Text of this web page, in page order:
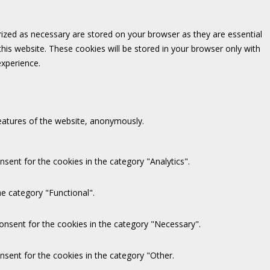
as necessary are stored on your browser as they are essential
website. These cookies will be stored in your browser only with
of the website, anonymously.
for the cookies in the category "Analytics".
category "Functional".
for the cookies in the category "Necessary".
for the cookies in the category "Other.